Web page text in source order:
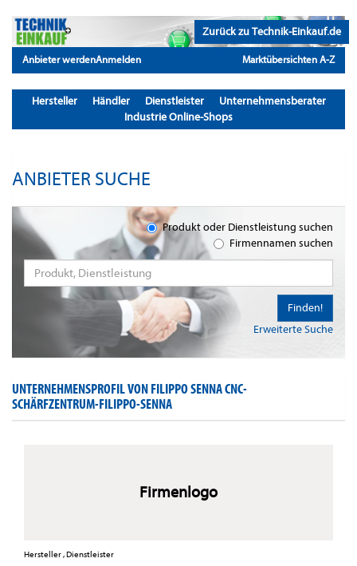
Zurück zu Technik-Einkauf.de
Anbieter werdenAnmelden Marktübersichten A-Z
Hersteller Händler Dienstleister
Unternehmensberater
Industrie Online-Shops
ANBIETER SUCHE
Produkt oder Dienstleistung suchen
Firmennamen suchen
Erweiterte Suche
Finden!
UNTERNEHMENSPROFIL VON FILIPPO SENNA CNC-
SCHÄRFZENTRUM-FILIPPO-SENNA
Firmenlogo
Hersteller , Dienstleister